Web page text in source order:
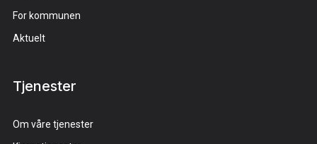
For kommunen
Aktuelt
Tjenester
Om våre tjenester